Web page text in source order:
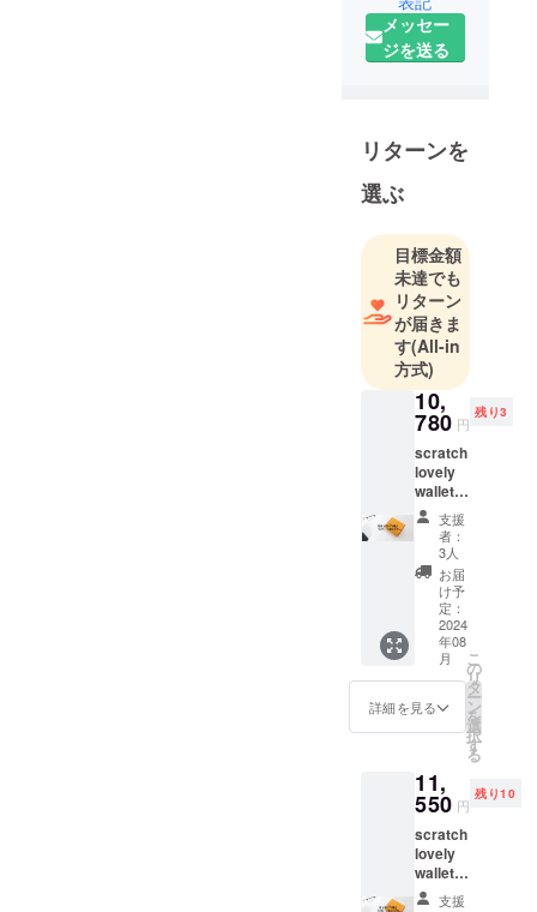
品を組み合
わせる時に
利用される
ファッショ
ンを通して
「お客様の
「frasco.の
感性」この2
つの要素を
組み合わ
せ、お客様
の日々の生
活に「化学
（chemical
reaction)」
を起こしま
す。
メッセー
ジを送る
リターンを
選ぶ
目標金額
未達でも
リターン
が届きま
す(All-in
方式)
10,
780 円
残り3
scratch
lovely
wallet
【超超
早割
30％OF
F】全2
色 ※6
個限定
定価
15400
円の
30%OF
F×1個
ご支援
希望の
お色を
ご選択
くださ
い。 お
申込み
いただ
支援
者：
3人
お届
け予
定：
2024
年08
月
詳細を見る
こ
の
リ
タ
ー
ン
を
選
択
す
る
11,
550 円
残り10
scratch
lovely
wallet
【超早
支援